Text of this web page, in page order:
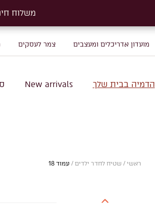
מועדון אדריכלים ומעצבים צמר לעסקים
הדמיה בבית שלך New arrivals
ראשי / שטיח לחדר ילדים / עמוד 18
משלוח חינם על
משלוח חינם על